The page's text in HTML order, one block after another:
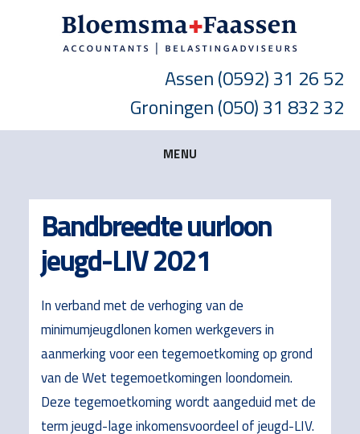
Assen(0592) 31 26 52
Groningen(050) 31 832 32
MENU
Bandbreedte uurloon
jeugd-LIV 2021
In verband met de verhoging van de
minimumjeugdlonen komen werkgevers in
aanmerking voor een tegemoetkoming op grond
van de Wet tegemoetkomingen loondomein.
Deze tegemoetkoming wordt aangeduid met de
term jeugd-lage inkomensvoordeel of jeugd-LIV.